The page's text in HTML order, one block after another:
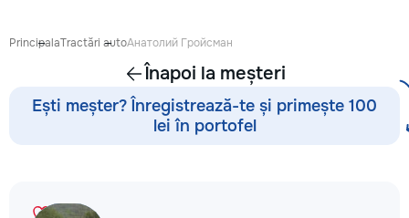
полировку стекла
улучшения
царапин на
PrincipalaTractări autoАнатолий Гройсман
Înapoi la meșteri
Ești meșter? Înregistrează-te și primește 100
lei în portofel